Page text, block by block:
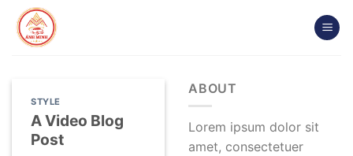
Chuyển
đến
STYLE
A Video Blog
Post
ABOUT
Lorem ipsum dolor sit
amet, consectetuer